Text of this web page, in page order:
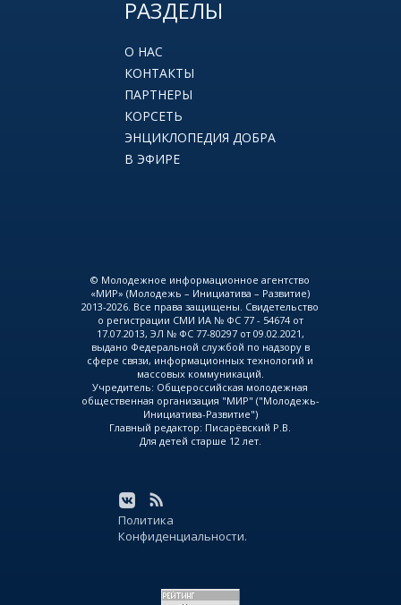
РАЗДЕЛЫ
О НАС
КОНТАКТЫ
ПАРТНЕРЫ
КОРСЕТЬ
ЭНЦИКЛОПЕДИЯ ДОБРА
В ЭФИРЕ
© Молодежное информационное агентство
«МИР» (Молодежь – Инициатива – Развитие)
2013-2026. Все права защищены. Свидетельство
о регистрации СМИ ИА № ФС 77 - 54674 от
17.07.2013, ЭЛ № ФС 77-80297 от 09.02.2021,
выдано Федеральной службой по надзору в
сфере связи, информационных технологий и
массовых коммуникаций.
Учредитель: Общероссийская молодежная
общественная организация "МИР" ("Молодежь-
Инициатива-Развитие")
Главный редактор: Писарёвский Р.В.
Для детей старше 12 лет.
Политика
Конфиденциальности.